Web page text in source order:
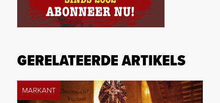
GERELATEERDE ARTIKELS
MARKANT